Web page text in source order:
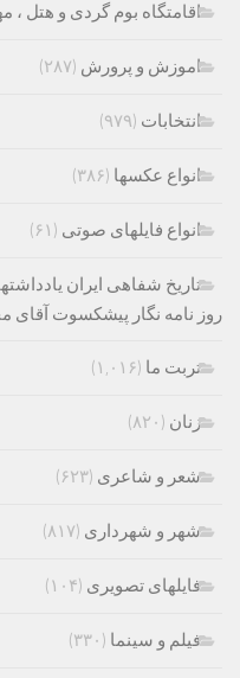
اقامتگاه بوم گردی و هتل ،
اموزش و پرورش (۲۸۷)
انتخابات (۹۷۹)
انواع عکسها (۳۸۶)
انواع فایلهای صوتی (۶۱)
تاریخ شفاهی ایران
روز نامه نگار پیشکسوت آقای
تربت ما (۱,۰۱۶)
زنان (۸۲۰)
شعر و شاعری (۶۲۳)
شهر و شهرداری (۸۱۷)
فایلهای تصویری (۱۰۴)
فیلم و سینما (۳۳۰)